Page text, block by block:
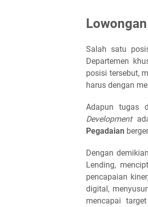
Salah satu
Departemen
posisi tersebut,
harus dengan
Adapun tugas
Development
Pegadaian
Dengan
Lending,
pencapaian
digital,
mencapai